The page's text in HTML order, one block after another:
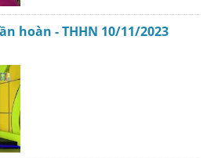
hoàn - THHN 10/11/2023